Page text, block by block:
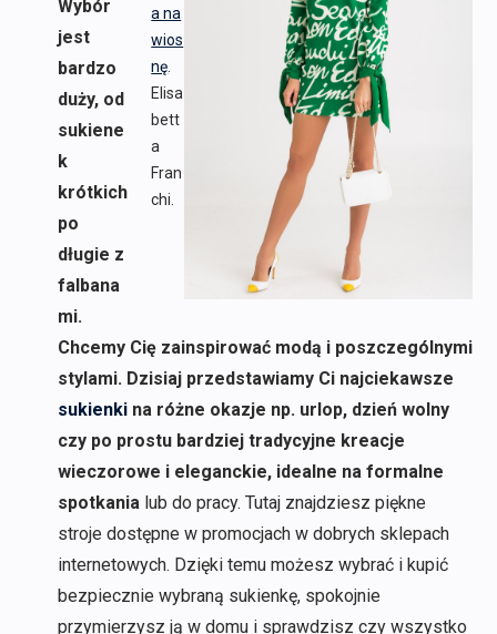
a na
wios
nę
Elisa
bett
a
Fran
chi.
Wybór
jest
bardzo
duży, od
sukiene
k
krótkich
po
długie z
falbana
mi.
Chcemy Cię zainspirować modą i poszczególnymi
stylami. Dzisiaj przedstawiamy Ci najciekawsze
sukienkina różne okazje np. urlop, dzień wolny
czy po prostu bardziej tradycyjne kreacje
wieczorowe i eleganckie, idealne na formalne
spotkanialub do pracy. Tutaj znajdziesz piękne
stroje dostępne w promocjach w dobrych sklepach
internetowych. Dzięki temu możesz wybrać i kupić
bezpiecznie wybraną sukienkę, spokojnie
przymierzysz ją w domu i sprawdzisz czy wszystko